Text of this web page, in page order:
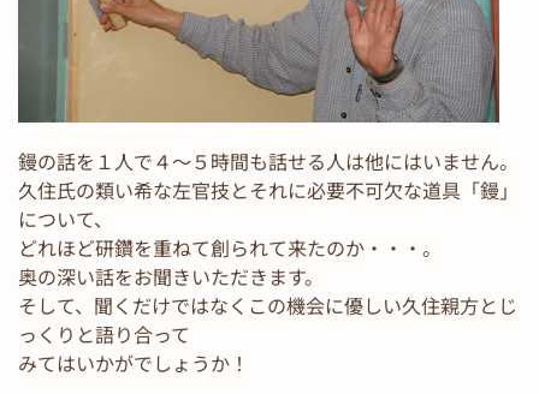
鏝の話を１人で４～５時間も話せる人は他にはいません。
久住氏の類い希な左官技とそれに必要不可欠な道具「鏝」
について、
どれほど研鑽を重ねて創られて来たのか・・・。
奥の深い話をお聞きいただきます。
そして、聞くだけではなくこの機会に優しい久住親方とじ
っくりと語り合って
みてはいかがでしょうか！